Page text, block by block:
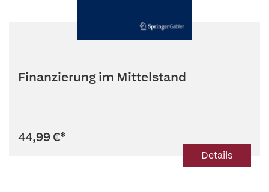
Finanzierung im Mittelstand
44,99 €*
Details